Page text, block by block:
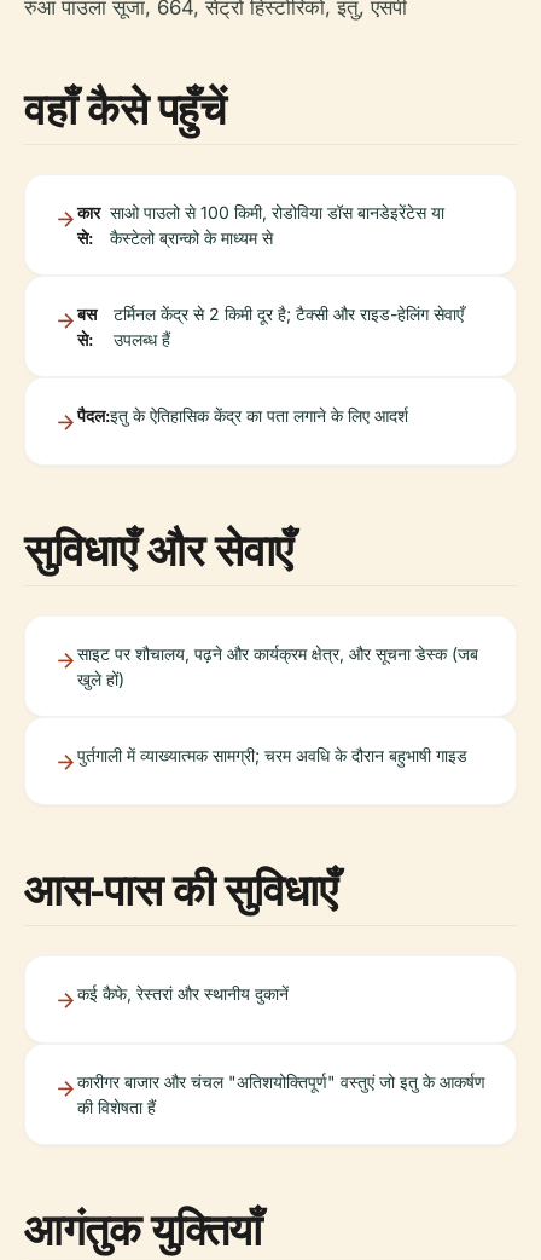
रुआ पाउला सूजा, 664, सेंट्रो हिस्टोरिको, इतु, एसपी
वहाँ कैसे पहुँचें
कार
से:
साओ पाउलो से 100 किमी, रोडोविया डॉस बानडेइरेंटेस या
कैस्टेलो ब्रान्को के माध्यम से
बस
से:
टर्मिनल केंद्र से 2 किमी दूर है; टैक्सी और राइड-हेलिंग सेवाएँ
उपलब्ध हैं
पैदल:इतु के ऐतिहासिक केंद्र का पता लगाने के लिए आदर्श
सुविधाएँ और सेवाएँ
साइट पर शौचालय, पढ़ने और कार्यक्रम क्षेत्र, और सूचना डेस्क (जब
खुले हों)
पुर्तगाली में व्याख्यात्मक सामग्री; चरम अवधि के दौरान बहुभाषी गाइड
आस-पास की सुविधाएँ
कई कैफे, रेस्तरां और स्थानीय दुकानें
कारीगर बाजार और चंचल "अतिशयोक्तिपूर्ण" वस्तुएं जो इतु के आकर्षण
की विशेषता हैं
आगंतुक युक्तियाँ